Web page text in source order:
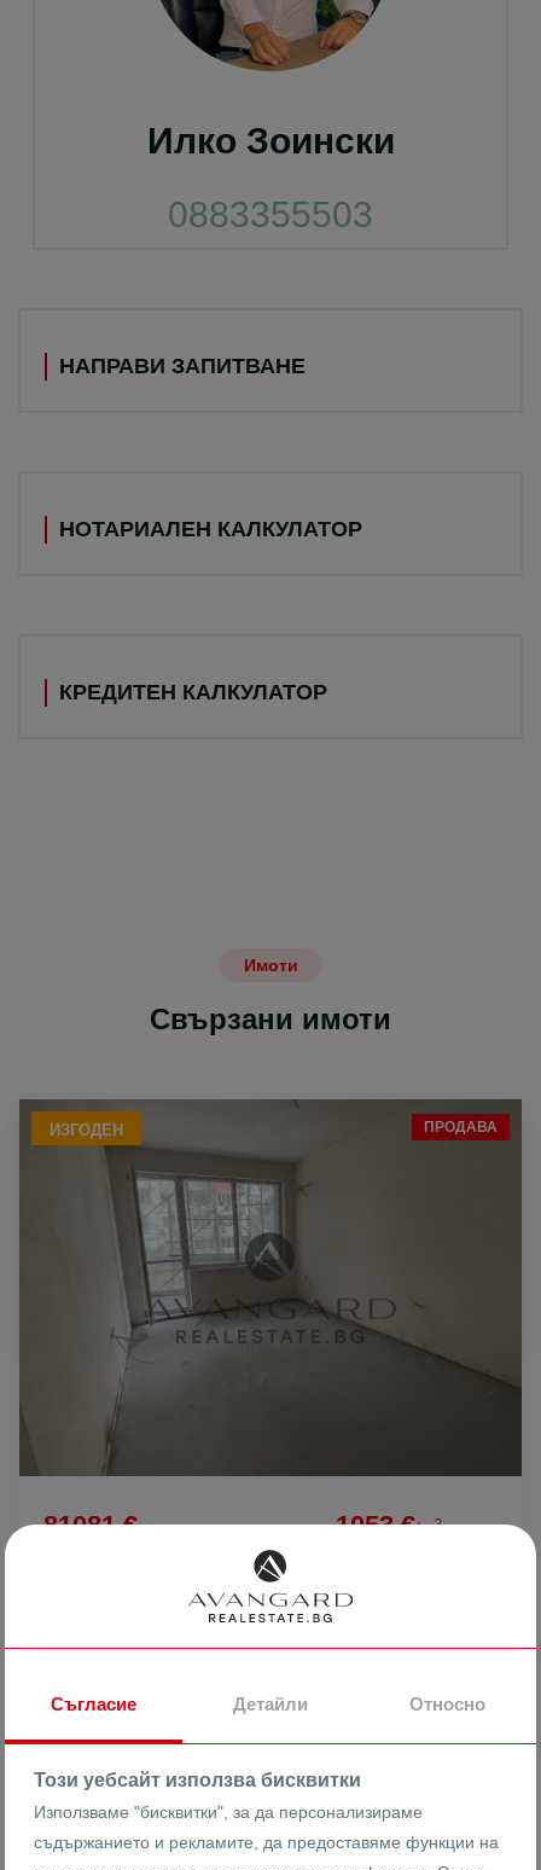
Илко Зоински
0883355503
КРЕДИТЕН КАЛКУЛАТОР
НОТАРИАЛЕН КАЛКУЛАТОР
НАПРАВИ ЗАПИТВАНЕ
Имоти
Свързани имоти
ПРОДАВА
ИЗГОДЕН
81081 €
1053 €/m2
ДВУСТАЕН НОВА СГРАДА ГАГАРИН АКТ
Реф #
2-стаен
15от 18
77 m 2
Съгласие Детайли Относно
Този уебсайт използва бисквитки
Използваме "бисквитки", за да персонализираме
съдържанието и рекламите, да предоставяме функции на